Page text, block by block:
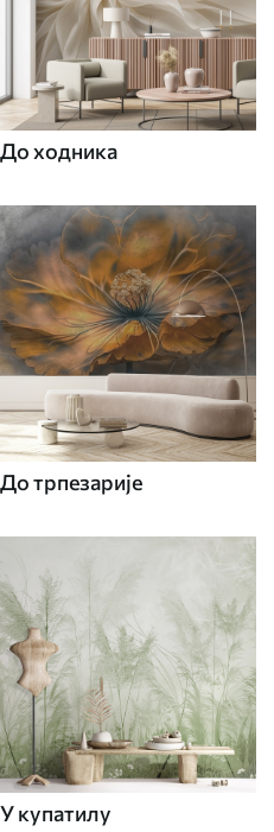
До ходника
До трпезарије
У купатилу